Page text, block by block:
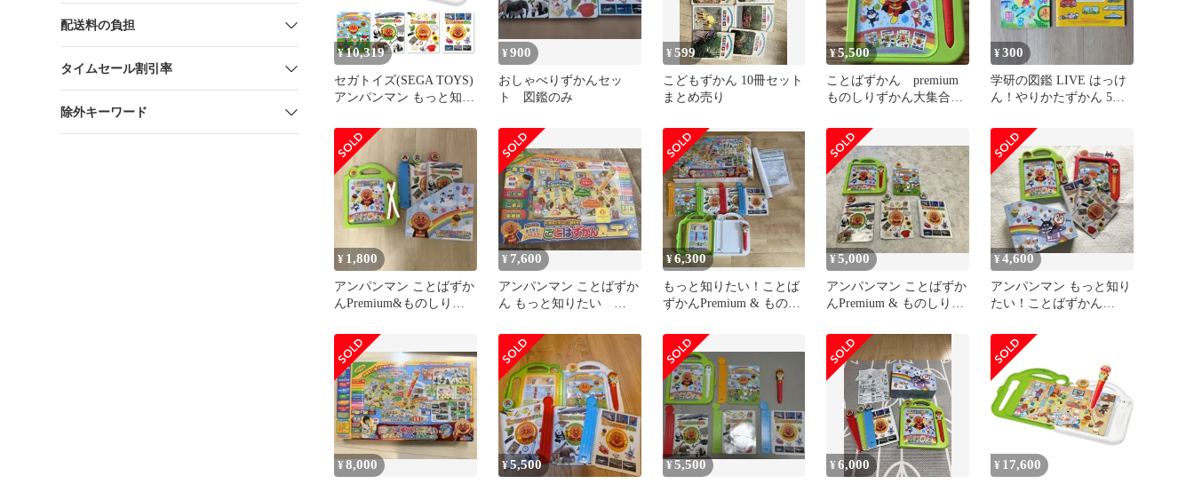
配送料の負担
タイムセール割引率
除外キーワード
¥10,319
セガトイズ(SEGA TOYS)
アンパンマン もっと知り
Premium & ものしりずか
ん 大集合セット
¥900
おしゃべりずかんセッ
ト 図鑑のみ
¥599
こどもずかん 10冊セット
まとめ売り
¥5,500
ことばずかん premium
ものしりずかん大集合セ
¥300
学研の図鑑 LIVE はっけ
ん！やりかたずかん 5月
¥ 1,800
アンパンマン ことばずか
んPremium&ものしりず
¥ 7,600
アンパンマン ことばずか
ん もっと知りたい
ん
¥6,300
もっと知りたい！ことば
ずかんPremium & ものし
¥5,000
アンパンマン ことばずか
んPremium & ものしりず
¥4,600
アンパンマン もっと知り
たい！ことばずかん
¥8,000 ¥5,500 ¥5,500 ¥6,000 ¥ 17,600